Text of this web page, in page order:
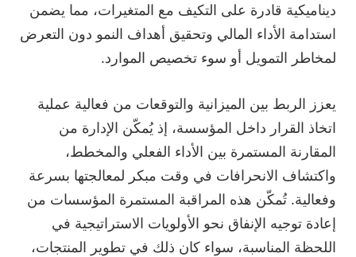
ديناميكية قادرة على التكيف مع المتغيرات، مما يضمن
استدامة الأداء المالي وتحقيق أهداف النمو دون التعرض
لمخاطر التمويل أو سوء تخصيص الموارد.
يعزز الربط بين الميزانية والتوقعات من فعالية عملية
اتخاذ القرار داخل المؤسسة، إذ يُمكّن الإدارة من
المقارنة المستمرة بين الأداء الفعلي والمخطط،
واكتشاف الانحرافات في وقت مبكر لمعالجتها بسرعة
وفعالية. تُمكّن هذه المراقبة المستمرة المؤسسات من
إعادة توجيه الإنفاق نحو الأولويات الاستراتيجية في
اللحظة المناسبة، سواء كان ذلك في تطوير المنتجات،